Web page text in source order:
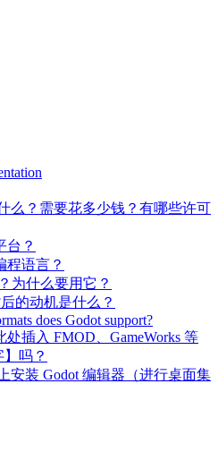
么？需要花多少钱？有哪些许可
台？
程语言？
为什么要用它？
的动机是什么？
does Godot support?
处插入 FMOD、GameWorks 等
吗？
安装 Godot 编辑器（进行桌面集